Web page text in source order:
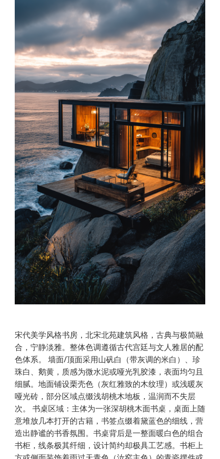
宋代美学风格书房，北宋北苑建筑风格，古典与极简融
合，宁静淡雅。整体色调遵循古代宫廷与文人雅居的配
色体系。 墙面/顶面采用山矾白（带灰调的米白）、珍
珠白、鹅黄，质感为微水泥或哑光乳胶漆，表面均匀且
细腻。地面铺设栗壳色（灰红雅致的木纹理）或浅暖灰
哑光砖，部分区域点缀浅胡桃木地板，温润而不失层
次。 书桌区域：主体为一张深胡桃木面书桌，桌面上随
意堆放几本打开的古籍，书签点缀着黛蓝色的细线，营
造出静谧的书香氛围。书桌背后是一整面暖白色的组合
书柜，线条极其纤细，设计简约却极具工艺感。书柜上